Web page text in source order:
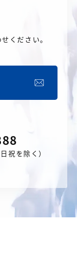
ください。
祝を除く）